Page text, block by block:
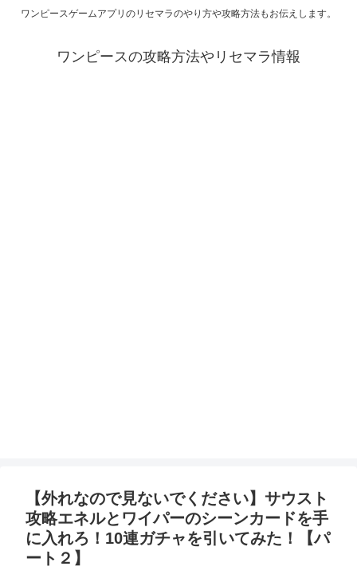
ワンピースゲームアプリのリセマラのやり方や攻略方法もお伝えします。
ワンピースの攻略方法やリセマラ情報
【外れなので見ないでください】サウスト
攻略エネルとワイパーのシーンカードを手
に入れろ！10連ガチャを引いてみた！【パ
ート２】